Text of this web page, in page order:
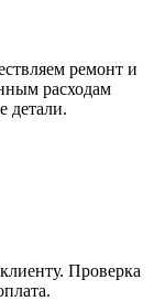
ремонт и
расходам
детали.
Проверка